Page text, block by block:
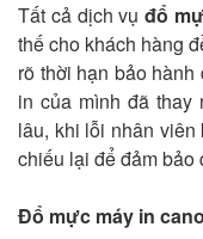
Tất cả dịch vụđổ
thế cho khách hàng
rõ thời hạn bảo
in của mình đã
lâu, khi lỗi nhân
chiếu lại để đảm bảo
Đổ mực máy in